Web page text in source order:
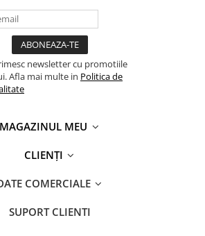
newsletter cu promotiile
Afla mai multe in Politica de
MAGAZINUL MEU
CLIENȚI
COMERCIALE
SUPORT CLIENTI